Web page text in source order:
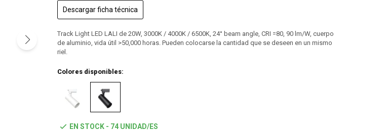
Descargar ficha técnica
Track Light LED LALI de 20W, 3000K / 4000K / 6500K, 24° beam angle, CRI =80, 90 lm/W, cuerpo
de aluminio, vida útil >50,000 horas. Pueden colocarse la cantidad que se deseen en un mismo
riel.
Colores disponibles:
EN STOCK - 74 UNIDAD/ES